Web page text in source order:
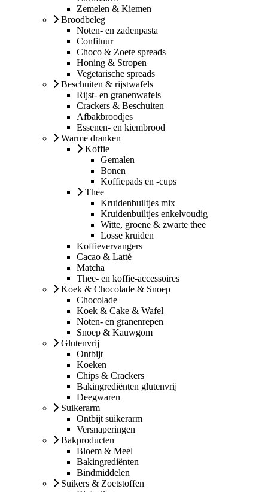
Zemelen & Kiemen
Broodbeleg
Noten- en zadenpasta
Confituur
Choco & Zoete spreads
Honing & Stropen
Vegetarische spreads
Beschuiten & rijstwafels
Rijst- en granenwafels
Crackers & Beschuiten
Afbakbroodjes
Essenen- en kiembrood
Warme dranken
Koffie
Gemalen
Bonen
Koffiepads en -cups
Thee
Kruidenbuiltjes mix
Kruidenbuiltjes enkelvoudig
Witte, groene & zwarte thee
Losse kruiden
Koffievervangers
Cacao & Latté
Matcha
Thee- en koffie-accessoires
Koek & Chocolade & Snoep
Chocolade
Koek & Cake & Wafel
Noten- en granenrepen
Snoep & Kauwgom
Glutenvrij
Ontbijt
Koeken
Chips & Crackers
Bakingrediënten glutenvrij
Deegwaren
Suikerarm
Ontbijt suikerarm
Versnaperingen
Bakproducten
Bloem & Meel
Bakingrediënten
Bindmiddelen
Suikers & Zoetstoffen